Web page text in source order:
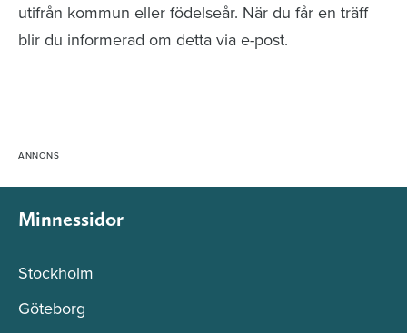
utifrån kommun eller födelseår. När du får en träff
blir du informerad om detta via e-post.
Minnessidor
Stockholm
Göteborg